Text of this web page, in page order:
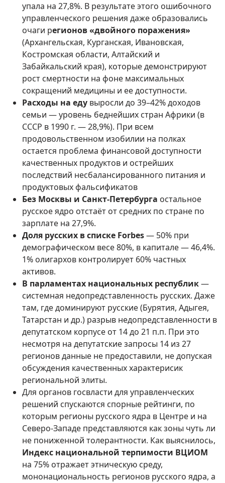
упала на 27,8%. В результате этого ошибочного
управленческого решения даже образовались
очаги регионов «двойного поражения»
(Архангельская, Курганская, Ивановская,
Костромская области, Алтайский и
Забайкальский края), которые демонстрируют
рост смертности на фоне максимальных
сокращений медицины и ее доступности.
Расходы на еду выросли до 39–42% доходов
семьи — уровень беднейших стран Африки (в
СССР в 1990 г. — 28,9%). При всем
продовольственном изобилии на полках
остается проблема финансовой доступности
качественных продуктов и острейших
последствий несбалансированного питания и
продуктовых фальсификатов
Без Москвы и Санкт-Петербурга остальное
русское ядро отстаёт от средних по стране по
зарплате на 27,9%.
Доля русских в списке Forbes— 50% при
демографическом весе 80%, в капитале — 46,4%.
1% олигархов контролирует 60% частных
активов.
В парламентах национальных республик—
системная недопредставленность русских. Даже
там, где доминируют русские (Бурятия, Адыгея,
Татарстан и др.) разрыв недопредставленности в
депутатском корпусе от 14 до 21 п.п. При это
несмотря на депутатские запросы 14 из 27
регионов данные не предоставили, не допуская
обсуждения качественных характерисик
региональной элиты.
Для органов госвласти для управленческих
решений спускаются спорные рейтинги, по
которым регионы русского ядра в Центре и на
Северо-Западе представляются как зоны чуть ли
не пониженной толерантности. Как выяснилось,
Индекс национальной терпимости ВЦИОМ
на 75% отражает этническую среду,
мононациональность регионов русского ядра, а